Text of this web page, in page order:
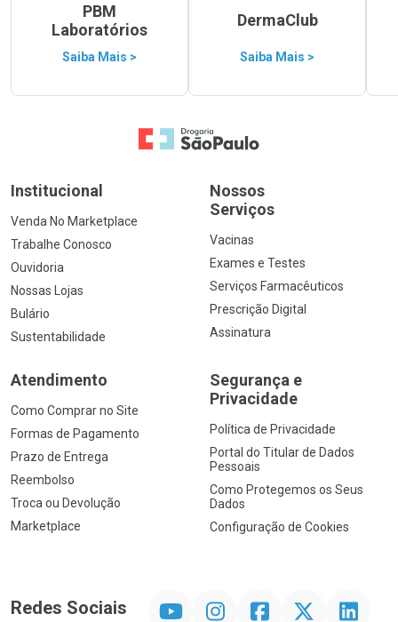
PBM
Laboratórios
Saiba Mais >
DermaClub
Saiba Mais >
Ir para a Home
Institucional
Venda No Marketplace
Trabalhe Conosco
Ouvidoria
Nossas Lojas
Bulário
Sustentabilidade
Nossos
Serviços
Vacinas
Exames e Testes
Serviços Farmacêuticos
Prescrição Digital
Assinatura
Atendimento
Como Comprar no Site
Formas de Pagamento
Prazo de Entrega
Reembolso
Troca ou Devolução
Marketplace
Segurança e
Privacidade
Política de Privacidade
Portal do Titular de Dados
Pessoais
Como Protegemos os Seus
Dados
Configuração de Cookies
Redes Sociais InstagramFacebookTwitter Linkedin